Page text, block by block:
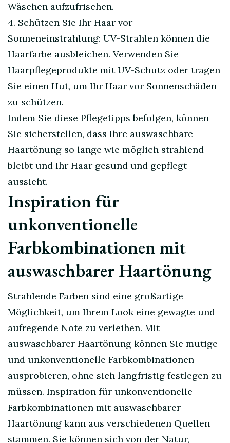
Wäschen aufzufrischen.
4. Schützen Sie Ihr Haar vor
Sonneneinstrahlung: UV-Strahlen können die
Haarfarbe ausbleichen. Verwenden Sie
Haarpflegeprodukte mit UV-Schutz oder tragen
Sie einen Hut, um Ihr Haar vor Sonnenschäden
zu schützen.
Indem Sie diese Pflegetipps befolgen, können
Sie sicherstellen, dass Ihre auswaschbare
Haartönung so lange wie möglich strahlend
bleibt und Ihr Haar gesund und gepflegt
aussieht.
Inspiration für
unkonventionelle
Farbkombinationen mit
auswaschbarer Haartönung
Strahlende Farben sind eine großartige
Möglichkeit, um Ihrem Look eine gewagte und
aufregende Note zu verleihen. Mit
auswaschbarer Haartönung können Sie mutige
und unkonventionelle Farbkombinationen
ausprobieren, ohne sich langfristig festlegen zu
müssen. Inspiration für unkonventionelle
Farbkombinationen mit auswaschbarer
Haartönung kann aus verschiedenen Quellen
stammen. Sie können sich von der Natur,